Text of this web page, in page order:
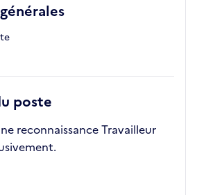
poste
reconnaissance Travailleur